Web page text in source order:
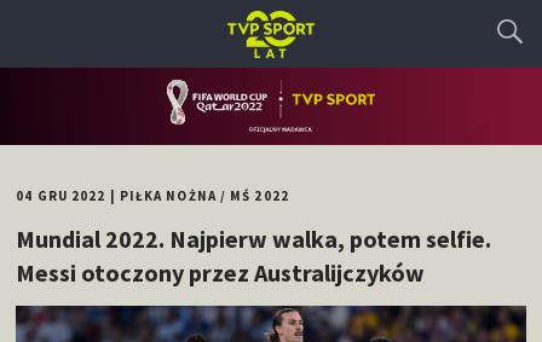
04 GRU 2022 PIŁKA NOŻNA/ MŚ 2022
Mundial 2022. Najpierw walka, potem selfie.
Messi otoczony przez Australijczyków